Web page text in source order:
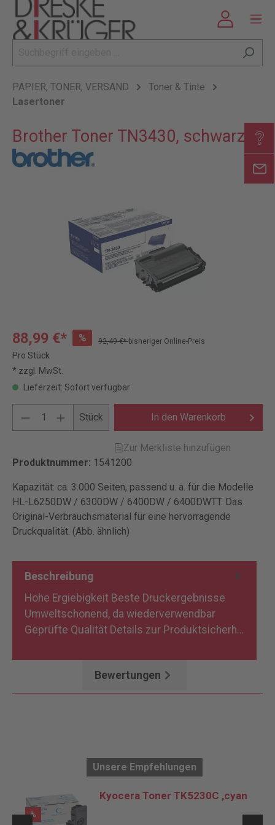
PAPIER, TONER, VERSAND
Toner & Tinte
Lasertoner
Brother Toner TN3430, schwarz
88,99 €* % 92,49 €*bisheriger Online-Preis
Pro Stück
* zzgl. MwSt.
Lieferzeit: Sofort verfügbar
Stück In den Warenkorb
Zur Merkliste hinzufügen
Produktnummer: 1541200
Kapazität: ca. 3.000 Seiten, passend u. a. für die Modelle
HL-L6250DW / 6300DW / 6400DW / 6400DWTT. Das
Original-Verbrauchsmaterial für eine hervorragende
Druckqualität. (Abb. ähnlich)
Beschreibung
Hohe Ergiebigkeit Beste Druckergebnisse
Umweltschonend, da wiederverwendbar
Geprüfte Qualität Details zur Produktsicherh…
Bewertungen
Unsere Empfehlungen
%
Kyocera Toner TK5230C ,cyan